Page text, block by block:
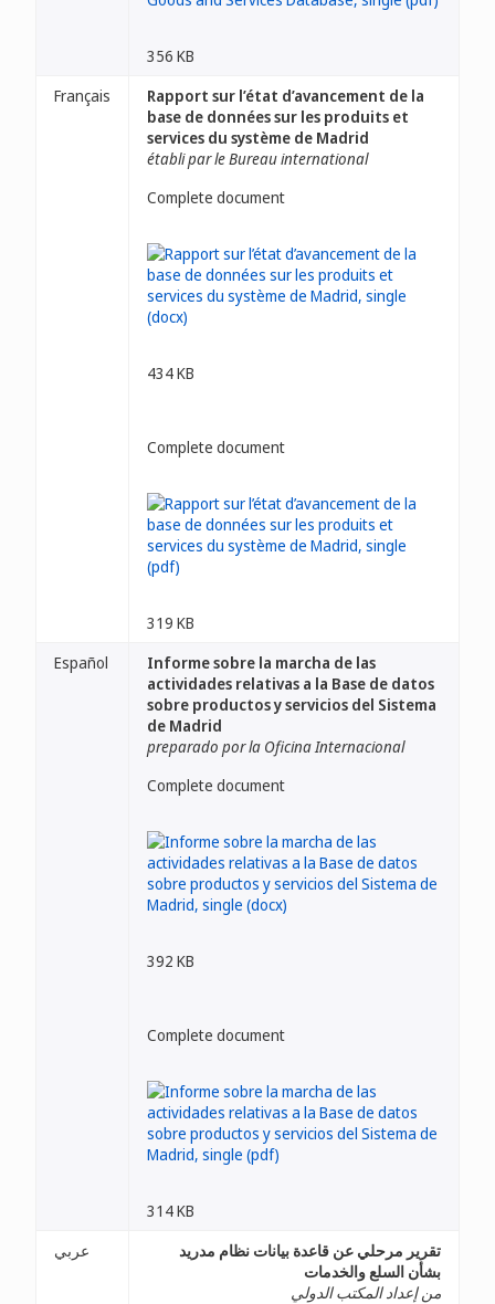
356 KB
Français
Rapport sur l’état d’avancement de la
base de données sur les produits et
services du système de Madrid
établi par le Bureau international
Complete document
434 KB
Complete document
319 KB
Español
Informe sobre la marcha de las
actividades relativas a la Base de datos
sobre productos y servicios del Sistema
de Madrid
preparado por la Oficina Internacional
Complete document
392 KB
Complete document
314 KB
عربي
تقرير مرحلي عن قاعدة بيانات نظام مدريد
بشأن السلع والخدمات
من إعداد المكتب الدولي